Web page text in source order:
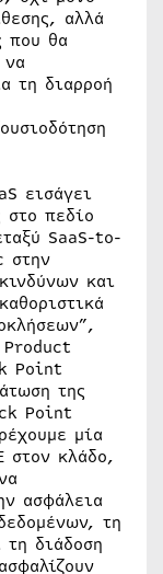
αλλά
που θα
τη διαρροή
εισάγει
στο πεδίο
SaaS-to-
στην
και
Point
της
Point
μία
στον κλάδο,
ασφάλεια
τη
τη διάδοση